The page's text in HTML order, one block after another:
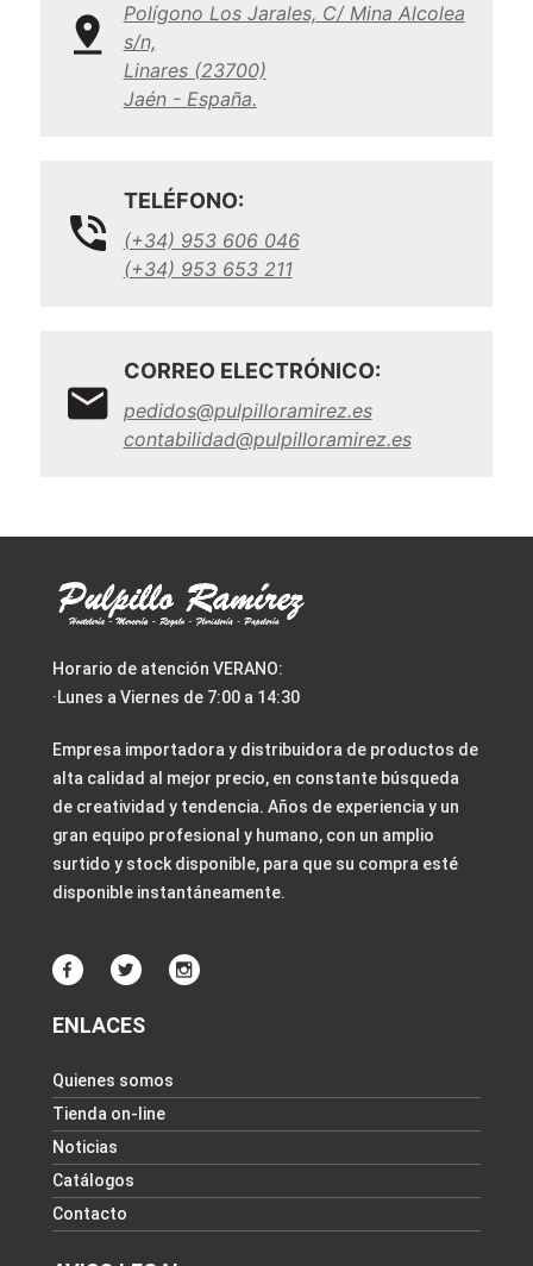
Polígono Los Jarales, C/ Mina Alcolea
s/n,
Linares (23700)
Jaén - España.
TELÉFONO:
(+34) 953 606 046
(+34) 953 653 211
CORREO ELECTRÓNICO:
pedidos@pulpilloramirez.es
contabilidad@pulpilloramirez.es
Horario de atención VERANO:
·Lunes a Viernes de 7:00 a 14:30
Empresa importadora y distribuidora de productos de
alta calidad al mejor precio, en constante búsqueda
de creatividad y tendencia. Años de experiencia y un
gran equipo profesional y humano, con un amplio
surtido y stock disponible, para que su compra esté
disponible instantáneamente.
ENLACES
Quienes somos
Tienda on-line
Noticias
Catálogos
Contacto